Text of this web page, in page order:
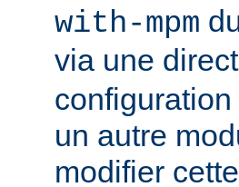
with-mpm
via une
un autre
modifier